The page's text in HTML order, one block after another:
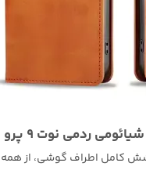
نوت 9 پرو از جیتل ؟
کامل اطراف گوشی، از همه